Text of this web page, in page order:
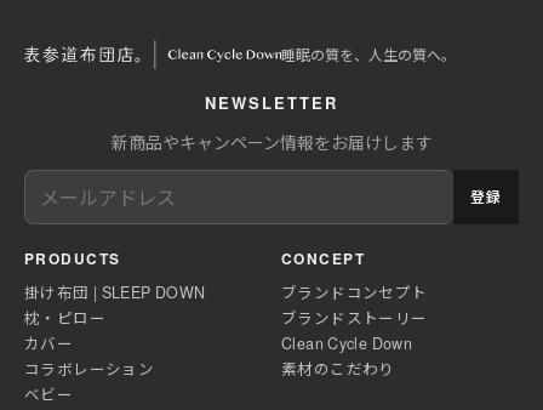
睡眠の質を、人生の質へ。
NEWSLETTER
新商品やキャンペーン情報をお届けします
登録
PRODUCTS
掛け布団 | SLEEP DOWN
枕・ピロー
カバー
コラボレーション
ベビー
CONCEPT
ブランドコンセプト
ブランドストーリー
Clean Cycle Down
素材のこだわり